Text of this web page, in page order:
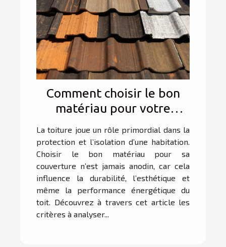
Comment choisir le bon
matériau pour votre
La toiture joue un rôle primordial dans la
protection et l’isolation d’une habitation.
Choisir le bon matériau pour sa
couverture n’est jamais anodin, car cela
influence la durabilité, l’esthétique et
même la performance énergétique du
toit. Découvrez à travers cet article les
critères à analyser...